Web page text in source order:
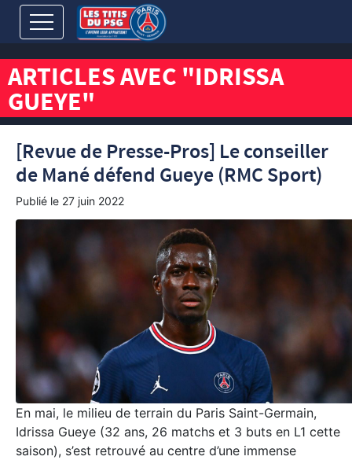
ARTICLES AVEC "IDRISSA
GUEYE"
[Revue de Presse-Pros] Le conseiller
de Mané défend Gueye (RMC Sport)
Publié le 27 juin 2022
En mai, le milieu de terrain du Paris Saint-Germain,
Idrissa Gueye (32 ans, 26 matchs et 3 buts en L1 cette
saison), s’est retrouvé au centre d’une immense